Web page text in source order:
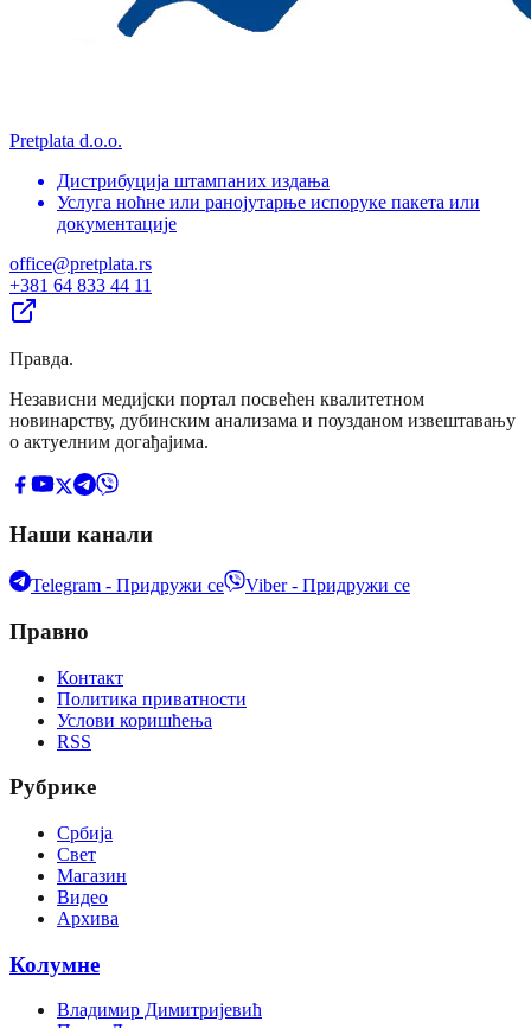
Pretplata d.o.o.
Дистрибуција штампаних издања
Услуга ноћне или ранојутарње испоруке пакета или
документације
office@pretplata.rs
+381 64 833 44 11
Правда.
Независни медијски портал посвећен квалитетном
новинарству, дубинским анализама и поузданом извештавању
о актуелним догађајима.
Наши канали
Telegram - Придружи се Viber - Придружи се
Правно
Контакт
Политика приватности
Услови коришћења
RSS
Рубрике
Србија
Свет
Магазин
Видео
Архива
Колумне
Владимир Димитријевић